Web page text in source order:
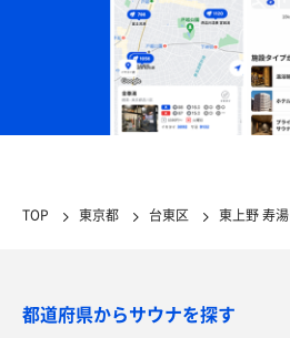
TOP 東京都 台東区 東上野 寿湯
都道府県からサウナを探す